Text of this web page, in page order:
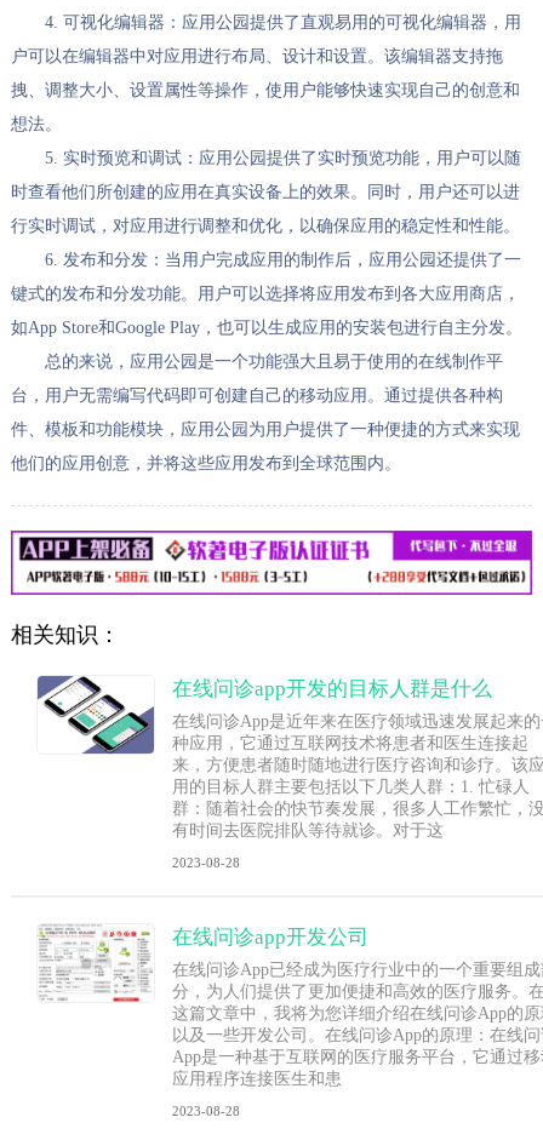
4. 可视化编辑器：应用公园提供了直观易用的可视化编辑器，用
户可以在编辑器中对应用进行布局、设计和设置。该编辑器支持拖
拽、调整大小、设置属性等操作，使用户能够快速实现自己的创意和
想法。
5. 实时预览和调试：应用公园提供了实时预览功能，用户可以随
时查看他们所创建的应用在真实设备上的效果。同时，用户还可以进
行实时调试，对应用进行调整和优化，以确保应用的稳定性和性能。
6. 发布和分发：当用户完成应用的制作后，应用公园还提供了一
键式的发布和分发功能。用户可以选择将应用发布到各大应用商店，
如App Store和Google Play，也可以生成应用的安装包进行自主分发。
总的来说，应用公园是一个功能强大且易于使用的在线制作平
台，用户无需编写代码即可创建自己的移动应用。通过提供各种构
件、模板和功能模块，应用公园为用户提供了一种便捷的方式来实现
他们的应用创意，并将这些应用发布到全球范围内。
相关知识：
在线问诊app开发的目标人群是什么
在线问诊App是近年来在医疗领域迅速发展起来
种应用，它通过互联网技术将患者和医生连接起
来，方便患者随时随地进行医疗咨询和诊疗。该
用的目标人群主要包括以下几类人群：1. 忙碌人
群：随着社会的快节奏发展，很多人工作繁忙，
有时间去医院排队等待就诊。对于这
2023-08-28
在线问诊app开发公司
在线问诊App已经成为医疗行业中的一个重要组
分，为人们提供了更加便捷和高效的医疗服务。
这篇文章中，我将为您详细介绍在线问诊App的
以及一些开发公司。在线问诊App的原理：在线
App是一种基于互联网的医疗服务平台，它通过
应用程序连接医生和患
2023-08-28